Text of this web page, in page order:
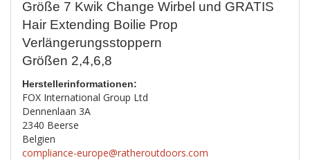
Größe 7 Kwik Change Wirbel und GRATIS
Hair Extending Boilie Prop
Verlängerungsstoppern
Größen 2,4,6,8
Herstellerinformationen:
FOX International Group Ltd
Dennenlaan 3A
2340 Beerse
Belgien
compliance-europe@ratheroutdoors.com